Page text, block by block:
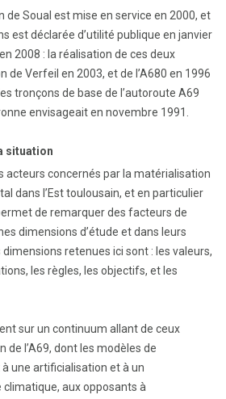
de Soual est mise en service en 2000, et
est déclarée d’utilité publique en janvier
2008 : la réalisation de ces deux
de Verfeil en 2003, et de l’A680 en 1996
tronçons de base de l’autoroute A69
envisageait en novembre 1991.
situation
acteurs concernés par la matérialisation
dans l’Est toulousain, et en particulier
de remarquer des facteurs de
dimensions d’étude et dans leurs
retenues ici sont : les valeurs,
les règles, les objectifs, et les
sur un continuum allant de ceux
l’A69, dont les modèles de
une artificialisation et à un
aux opposants à